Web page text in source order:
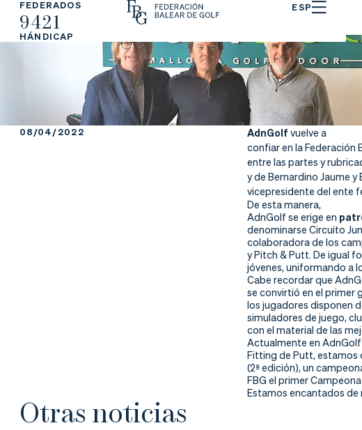
FEDERADOS
9421
HÁNDICAP
ESP
La
de
ra
Fe
de
ra
rs
Ju
ga
r
08/04/2022 AdnGolf vuelve a
confiar en la Federación
entre las partes y
y de Bernardino Jaume
vicepresidente del ente
De esta manera,
AdnGolf se erige en
denominarse Circuito
colaboradora de los
y Pitch & Putt. De igual
jóvenes, uniformando a
Cabe recordar que
se convirtió en el primer
los jugadores disponen
simuladores de juego,
con el material de las
Actualmente en
Fitting de Putt, estamos
(2ª edición), un
FBG el primer
Estamos encantados de
Otras noticias